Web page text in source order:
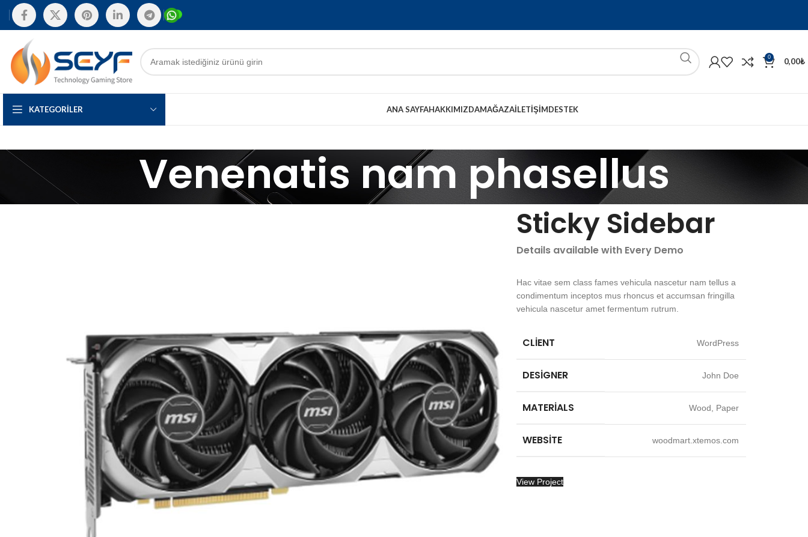
0 0,00₺
KATEGORILER ANA SAYFAHAKKIMIZDAMAĞAZAİLETIŞIMDESTEK
Venenatis nam phasellus
Sticky Sidebar
Details available with Every Demo
Hac vitae sem class fames vehicula nascetur nam tellus a
condimentum inceptos mus rhoncus et accumsan fringilla
vehicula nascetur amet fermentum rutrum.
CLIENT WordPress
DESIGNER John Doe
MATERIALS Wood, Paper
WEBSITE woodmart.xtemos.com
View Project